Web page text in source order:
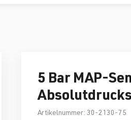
5 Bar MAP-
Artikelnummer: 30-2130-75